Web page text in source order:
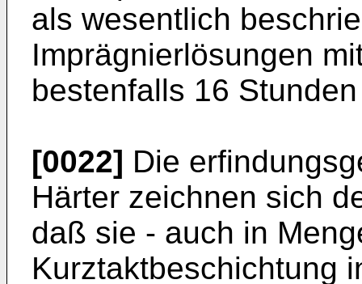
als wesentlich
Imprägnierlösungen
bestenfalls 16
[0022] Die
Härter zeichnen sich
daß sie - auch in
Kurztaktbeschichtung